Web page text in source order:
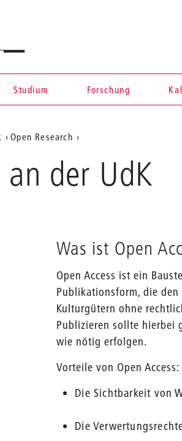
Studium Forschung
Open Research
an der UdK
Was ist Open
Open Access ist ein
Publikationsform, die
Kulturgütern ohne
Publizieren sollte hierbei
wie nötig erfolgen.
Vorteile von Open Access:
Die Sichtbarkeit von
Die